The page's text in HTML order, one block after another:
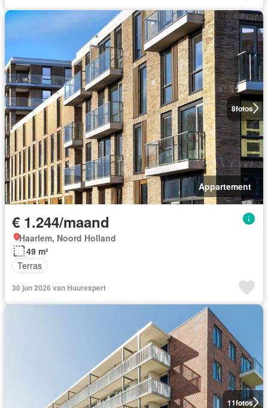
8fotos
Appartement
€ 1.244/maand
Haarlem, Noord Holland
49 m²
Terras
30 jun 2026 van Huurexpert
11fotos